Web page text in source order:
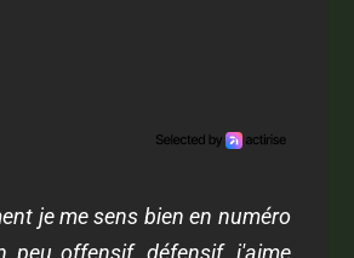
je me sens bien en numéro